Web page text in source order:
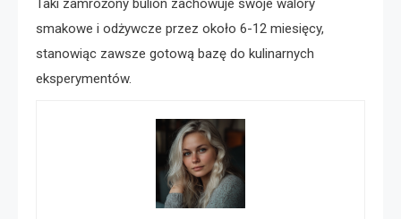
Taki zamrożony bulion zachowuje swoje walory
smakowe i odżywcze przez około 6-12 miesięcy,
stanowiąc zawsze gotową bazę do kulinarnych
eksperymentów.